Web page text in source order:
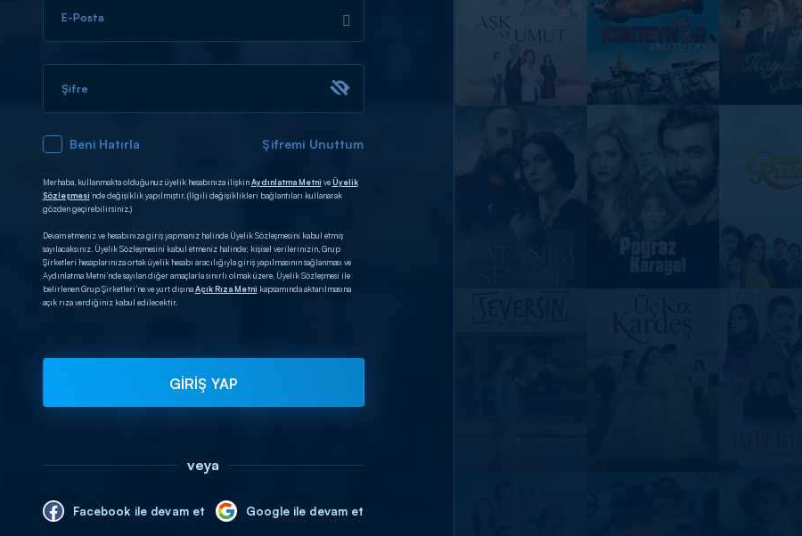
E-Posta
Şifre
Beni Hatırla Şifremi Unuttum
Merhaba, kullanmakta olduğunuz üyelik hesabınıza ilişkinAydınlatma Metni veÜyelik
Sözleşmesi’nde değişiklik yapılmıştır. (İlgili değişiklikleri bağlantıları kullanarak
gözden geçirebilirsiniz.)
Devam etmeniz ve hesabınıza giriş yapmanız halinde Üyelik Sözleşmesini kabul etmiş
sayılacaksınız. Üyelik Sözleşmesini kabul etmeniz halinde; kişisel verilerinizin, Grup
Şirketleri hesaplarınıza ortak üyelik hesabı aracılığıyla giriş yapılmasının sağlanması ve
Aydınlatma Metni’nde sayılan diğer amaçlarla sınırlı olmak üzere, Üyelik Sözleşmesi ile
belirlenen Grup Şirketleri’ne ve yurt dışınaAçık Rıza Metni kapsamında aktarılmasına
açık rıza verdiğiniz kabul edilecektir.
GİRİŞ YAP
veya
Facebook ile devam et Google ile devam et